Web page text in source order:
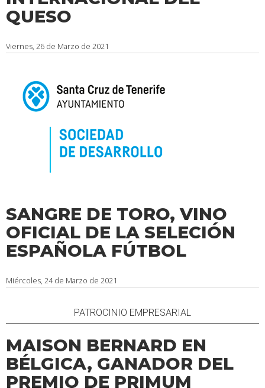
QUESO
Viernes, 26 de Marzo de 2021
SANGRE DE TORO, VINO
OFICIAL DE LA SELECIÓN
ESPAÑOLA FÚTBOL
Miércoles, 24 de Marzo de 2021
PATROCINIO EMPRESARIAL
MAISON BERNARD EN
BÉLGICA, GANADOR DEL
PREMIO DE PRIMUM